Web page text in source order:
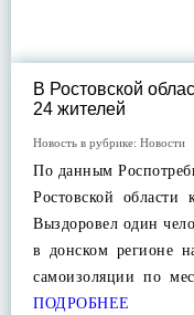
В Ростовской
24 жителей
Новость в рубрике: Новости
По данным
Ростовской области
Выздоровел один
в донском регионе
самоизоляции по
ПОДРОБНЕЕ